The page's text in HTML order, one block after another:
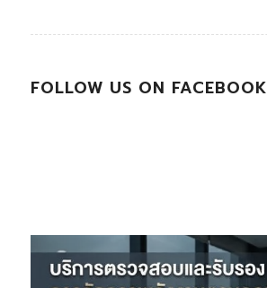
FOLLOW US ON FACEBOOK